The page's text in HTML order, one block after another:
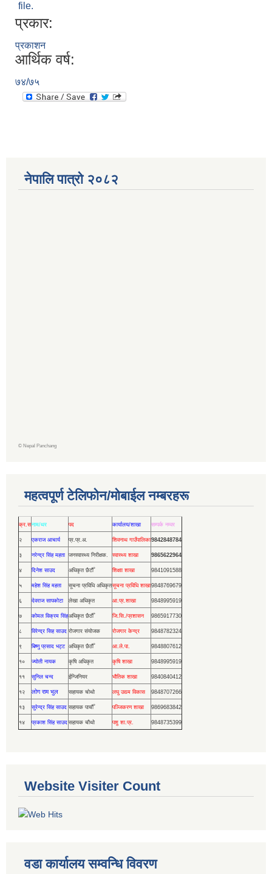
file.
प्रकार:
प्रकाशन
आर्थिक वर्ष:
७४/७५
नेपालि पात्रो २०८२
© Nepal Panchang
महत्वपूर्ण टेलिफोन/मोबाईल नम्बरहरू
क्र.सनाम/थर पद कार्यालय/शाखा सम्पर्क नम्वर
२ एकराज आचार्य प्र.प्र.अ. शिवनाथ गाउँपालिका9842848784
३ नरेन्द्र सिंह महता जनस्वास्थ्य निरीक्षक. स्वास्थ्य शाखा 9865622964
४ दिनेश साउद अधिकृत छैटौँ शिक्षाा शाखा 9841091588
५ महेश सिंह महता सूचना प्रविधि अधिकृतसूचना प्रविधि शाखा9848769679
६ देवराज सापकोटा लेखा अधिकृत आ.प्र.शाखा 9848995919
७ कोमल विक्रम सिंहअधिकृत छैठौँ जि.सि./प्रशासन 9865917730
८ विरेन्द्र सिह साउद रोजगार संयोजक रोजगार केन्द्र 9848782324
९ बिष्णु प्रसाद भट्ट अधिकृत छैठौँ आ.ले.पा. 9848807612
१० ज्योती नायक कृषि अधिकृत कृषि शाखा 9848995919
११ सुनिल चन्द ईन्जिनियर भौतिक शाखा 9840840412
१२ लोग राम भुल सहायक चोथो लघु उद्यम विकास 9848707266
१३ सुरेन्द्र सिंह साउद सहायक पाचौँ पञ्जिकरण शाखा 9869683842
१४ प्रकाश सिंह साउद सहायक चौथो पशु शा.प्र. 9848735399
Website Visiter Count
वडा कार्यालय सम्वन्धि विवरण